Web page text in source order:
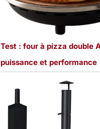
Test : four à pizza double
puissance et performance